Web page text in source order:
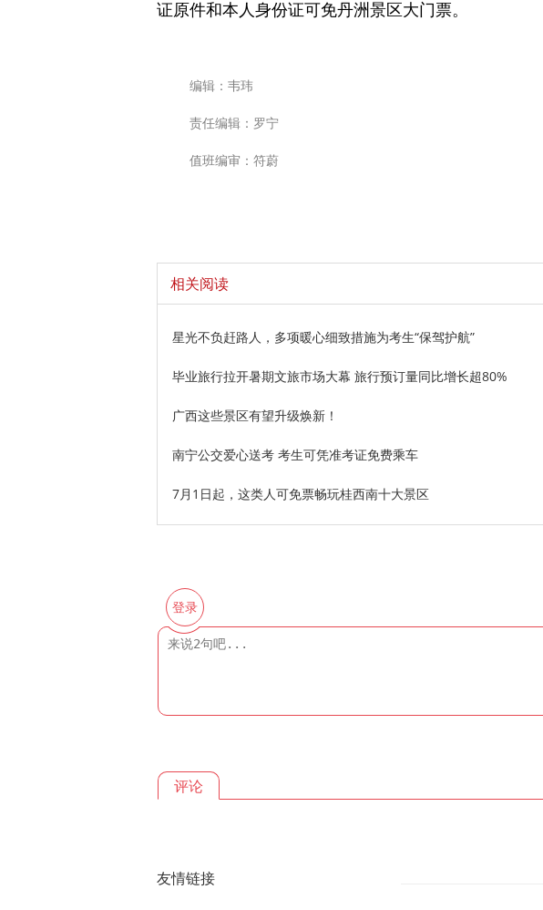
证原件和本人身份证可免丹洲景区大门票。
编辑：韦玮
责任编辑：罗宁
值班编审：符蔚
相关阅读
星光不负赶路人，多项暖心细致措施为考生“保驾护航”
毕业旅行拉开暑期文旅市场大幕 旅行预订量同比增长超80%
广西这些景区有望升级焕新！
南宁公交爱心送考 考生可凭准考证免费乘车
7月1日起，这类人可免票畅玩桂西南十大景区
登录
评论
友情链接